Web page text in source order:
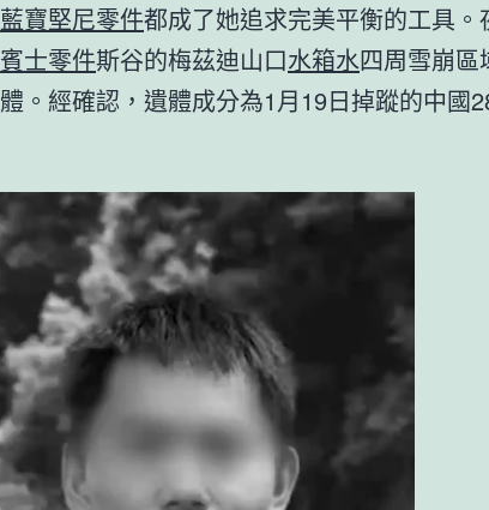
藍寶堅尼零件都成了她追求完美平衡的工具。
賓士零件斯谷的梅茲迪山口水箱水四周雪崩區
體。經確認，遺體成分為1月19日掉蹤的中國